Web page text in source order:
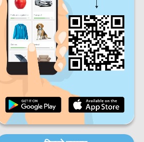
शनिबार आइतबार
दैनिक प्रगति
मासिक प्रगति
समग्र प्रगति